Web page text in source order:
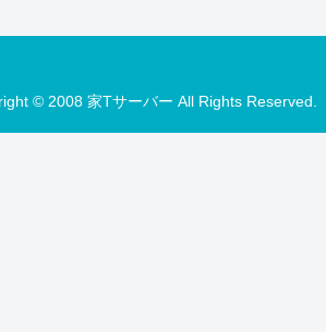
© 2008 家Tサーバー All Rights Reserved.